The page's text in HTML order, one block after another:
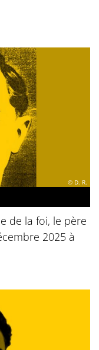
© D. R.
de la foi, le père
2025 à